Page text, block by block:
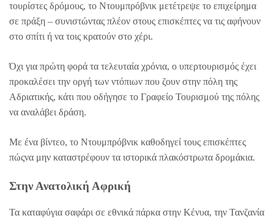
τουρίστες δρόμους, το Ντουμπρόβνικ μετέτρεψε το επιχείρημα
σε πράξη – συνιστώντας πλέον στους επισκέπτες να τις αφήνουν
στο σπίτι ή να τοις κρατούν στο χέρι.
Όχι για πρώτη φορά τα τελευταία χρόνια, ο υπερτουρισμός έχει
προκαλέσει την οργή των ντόπιων που ζουν στην πόλη της
Αδριατικής, κάτι που οδήγησε το Γραφείο Τουρισμού της πόλης
να αναλάβει δράση.
Με ένα βίντεο, το Ντουμπρόβνικ καθοδηγεί τους επισκέπτες
πώςνα μην καταστρέφουν τα ιστορικά πλακόστρωτα δρομάκια.
Στην Ανατολική Αφρική
Τα καταφύγια σαφάρι σε εθνικά πάρκα στην Κένυα, την Τανζανία